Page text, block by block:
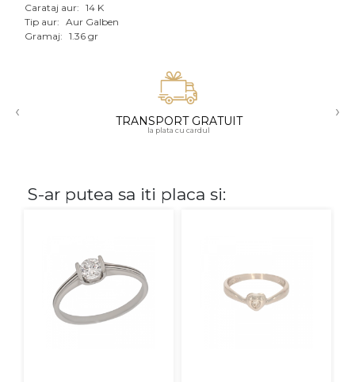
Aur mixt
18K
Carataj aur: 14 K
Tip aur: Aur Galben
Gramaj: 1.36 gr
‹ TRANSPORT GRATUIT
la plata cu cardul
›
S-ar putea sa iti placa si: